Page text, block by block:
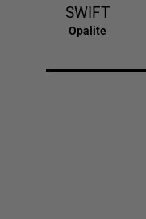
SWIFT
Opalite